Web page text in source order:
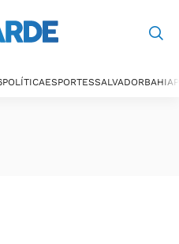
POLÍTICAESPORTESSALVADORBAHIA